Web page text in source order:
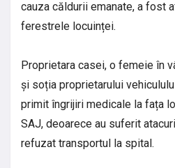
cauza căldurii emanate, a fost
ferestrele locuinței.
Proprietara casei, o femeie în
și soția proprietarului
primit îngrijiri medicale la fața
SAJ, deoarece au suferit
refuzat transportul la spital.